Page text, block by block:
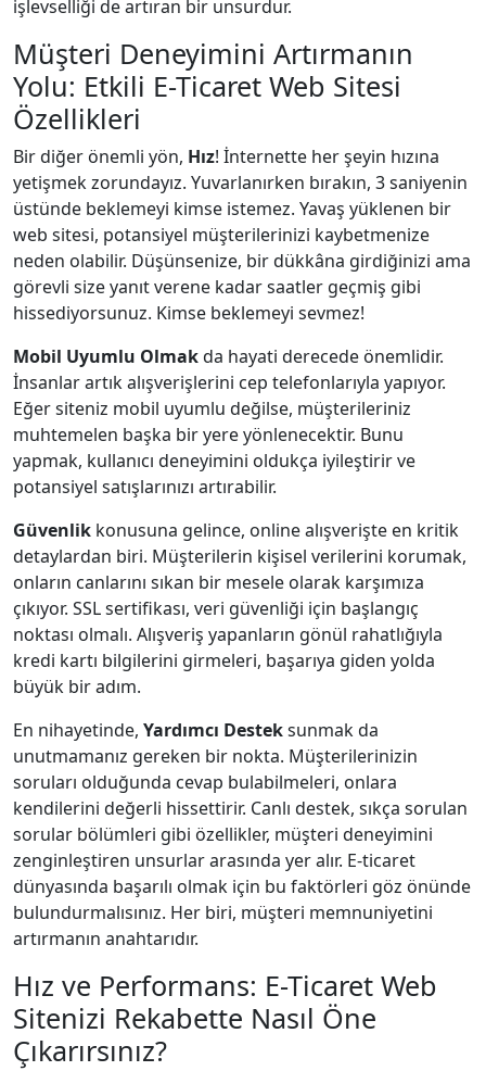
işlevselliği de artıran bir unsurdur.
Müşteri Deneyimini Artırmanın
Yolu: Etkili E-Ticaret Web Sitesi
Özellikleri
Bir diğer önemli yön, Hız! İnternette her şeyin hızına
yetişmek zorundayız. Yuvarlanırken bırakın, 3 saniyenin
üstünde beklemeyi kimse istemez. Yavaş yüklenen bir
web sitesi, potansiyel müşterilerinizi kaybetmenize
neden olabilir. Düşünsenize, bir dükkâna girdiğinizi ama
görevli size yanıt verene kadar saatler geçmiş gibi
hissediyorsunuz. Kimse beklemeyi sevmez!
Mobil Uyumlu Olmakda hayati derecede önemlidir.
İnsanlar artık alışverişlerini cep telefonlarıyla yapıyor.
Eğer siteniz mobil uyumlu değilse, müşterileriniz
muhtemelen başka bir yere yönlenecektir. Bunu
yapmak, kullanıcı deneyimini oldukça iyileştirir ve
potansiyel satışlarınızı artırabilir.
Güvenlik konusuna gelince, online alışverişte en kritik
detaylardan biri. Müşterilerin kişisel verilerini korumak,
onların canlarını sıkan bir mesele olarak karşımıza
çıkıyor. SSL sertifikası, veri güvenliği için başlangıç
noktası olmalı. Alışveriş yapanların gönül rahatlığıyla
kredi kartı bilgilerini girmeleri, başarıya giden yolda
büyük bir adım.
En nihayetinde, Yardımcı Desteksunmak da
unutmamanız gereken bir nokta. Müşterilerinizin
soruları olduğunda cevap bulabilmeleri, onlara
kendilerini değerli hissettirir. Canlı destek, sıkça sorulan
sorular bölümleri gibi özellikler, müşteri deneyimini
zenginleştiren unsurlar arasında yer alır. E-ticaret
dünyasında başarılı olmak için bu faktörleri göz önünde
bulundurmalısınız. Her biri, müşteri memnuniyetini
artırmanın anahtarıdır.
Hız ve Performans: E-Ticaret Web
Sitenizi Rekabette Nasıl Öne
Çıkarırsınız?